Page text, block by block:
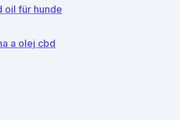
oil für hunde
a olej cbd